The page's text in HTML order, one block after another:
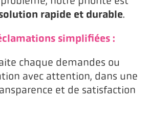
rapide et durable.
simplifiées :
chaque demandes ou
avec attention, dans une
et de satisfaction